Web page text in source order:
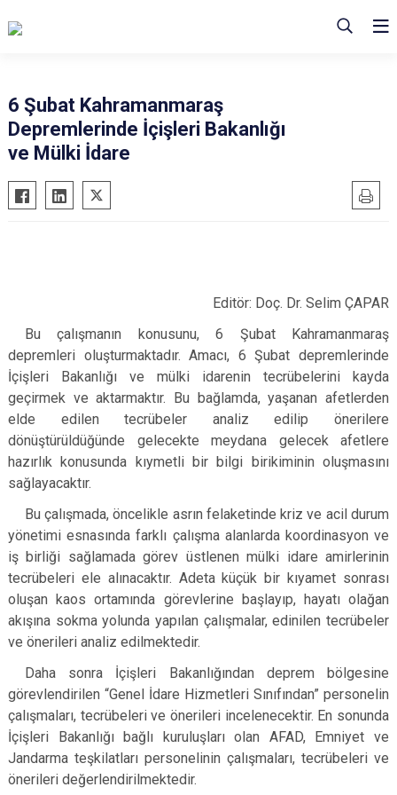
6 Şubat Kahramanmaraş
Depremlerinde İçişleri Bakanlığı
ve Mülki İdare
Editör: Doç. Dr. Selim ÇAPAR
Bu çalışmanın konusunu, 6 Şubat Kahramanmaraş
depremleri oluşturmaktadır. Amacı, 6 Şubat depremlerinde
İçişleri Bakanlığı ve mülki idarenin tecrübelerini kayda
geçirmek ve aktarmaktır. Bu bağlamda, yaşanan afetlerden
elde edilen tecrübeler analiz edilip önerilere
dönüştürüldüğünde gelecekte meydana gelecek afetlere
hazırlık konusunda kıymetli bir bilgi birikiminin oluşmasını
sağlayacaktır.
Bu çalışmada, öncelikle asrın felaketinde kriz ve acil durum
yönetimi esnasında farklı çalışma alanlarda koordinasyon ve
iş birliği sağlamada görev üstlenen mülki idare amirlerinin
tecrübeleri ele alınacaktır. Adeta küçük bir kıyamet sonrası
oluşan kaos ortamında görevlerine başlayıp, hayatı olağan
akışına sokma yolunda yapılan çalışmalar, edinilen tecrübeler
ve önerileri analiz edilmektedir.
Daha sonra İçişleri Bakanlığından deprem bölgesine
görevlendirilen “Genel İdare Hizmetleri Sınıfından” personelin
çalışmaları, tecrübeleri ve önerileri incelenecektir. En sonunda
İçişleri Bakanlığı bağlı kuruluşları olan AFAD, Emniyet ve
Jandarma teşkilatları personelinin çalışmaları, tecrübeleri ve
önerileri değerlendirilmektedir.